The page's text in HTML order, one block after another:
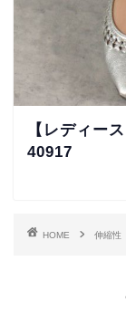
【レディー
40917
HOME 伸縮性